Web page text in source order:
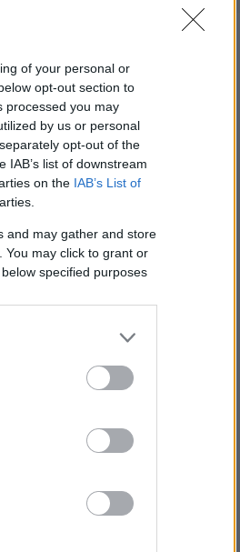
of your personal or
opt-out section to
processed you may
by us or personal
opt-out of the
list of downstream
on the IAB’s List of
and may gather and store
You may click to grant or
specified purposes